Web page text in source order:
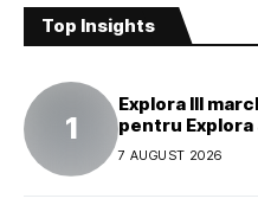
Top Insights
Explora III
pentru
7 AUGUST 2026